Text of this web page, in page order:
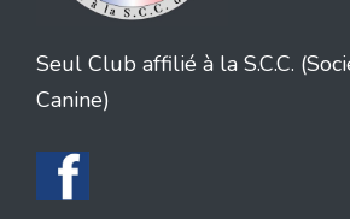
Seul Club affilié à la S.C.C.
Canine)